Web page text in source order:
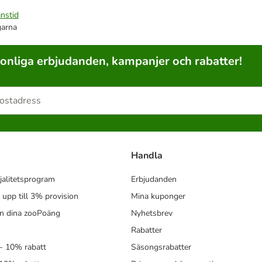
erbjudanden, kampanjer och rabatter!
till 3% provision
dina zooPoäng
10% rabatt
Handla
Erbjudanden
Mina kuponger
Nyhetsbrev
Rabatter
Säsongsrabatter